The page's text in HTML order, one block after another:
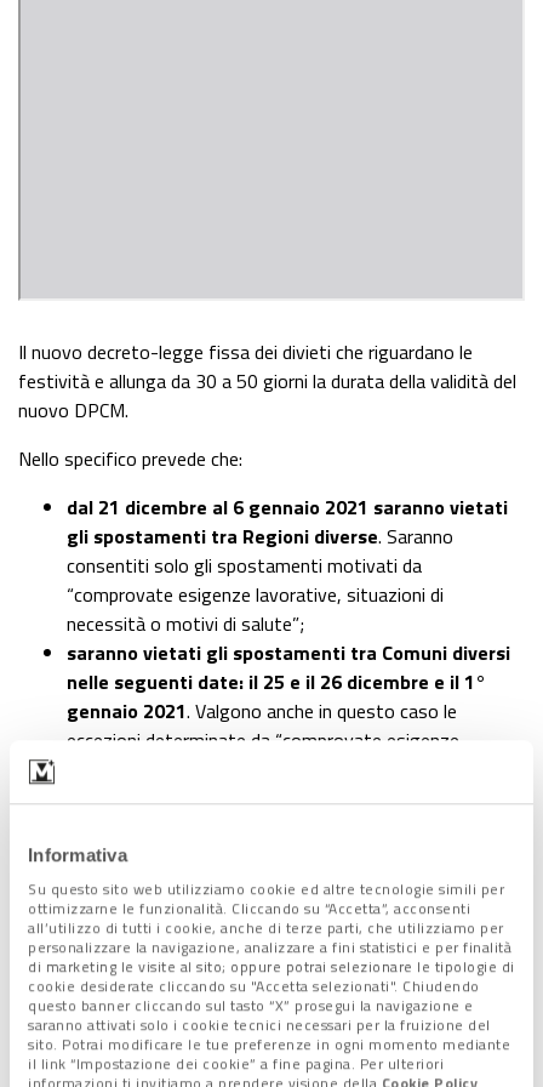
Informativa
Su questo sito web utilizziamo cookie ed altre tecnologie simili per
ottimizzarne le funzionalità. Cliccando su “Accetta”, acconsenti
all’utilizzo di tutti i cookie, anche di terze parti, che utilizziamo per
personalizzare la navigazione, analizzare a fini statistici e per finalità
di marketing le visite al sito; oppure potrai selezionare le tipologie di
cookie desiderate cliccando su "Accetta selezionati". Chiudendo
questo banner cliccando sul tasto “X” prosegui la navigazione e
saranno attivati solo i cookie tecnici necessari per la fruizione del
sito. Potrai modificare le tue preferenze in ogni momento mediante
il link “Impostazione dei cookie” a fine pagina. Per ulteriori
Il nuovo decreto-legge fissa dei divieti che riguardano le
festività e allunga da 30 a 50 giorni la durata della validità del
nuovo DPCM.
Nello specifico prevede che:
dal 21 dicembre al 6 gennaio 2021 saranno vietati
gli spostamenti tra Regioni diverse. Saranno
consentiti solo gli spostamenti motivati da
“comprovate esigenze lavorative, situazioni di
necessità o motivi di salute”;
saranno vietati gli spostamenti tra Comuni diversi
nelle seguenti date: il 25 e il 26 dicembre e il 1°
gennaio 2021. Valgono anche in questo caso le
eccezioni determinate da “comprovate esigenze
Nonostante i divieti sopra citati, il decreto-legge recita
al 6 gennaio, rientrare alla propria residenza,
domicilio o abitazione”;
Sempre dal 21 dicembre 2020 al 6 gennaio 2021 il
decreto-legge dispone il divieto di spostamento nelle
seconde case “che si trovino in una Regione o
Provincia autonoma diversa dalla propria“. Nei giorni
25 e 26 dicembre e 1° gennaio 2021 questo divieto
viene esteso anche alle seconde case ubicate in un